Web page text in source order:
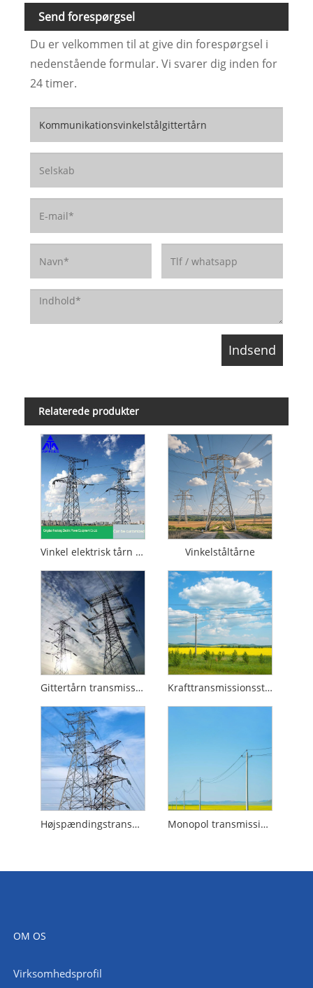
Send forespørgsel
Du er velkommen til at give din forespørgsel i
nedenstående formular. Vi svarer dig inden for
24 timer.
Relaterede produkter
Vinkel elektrisk tårn transmissionstårn Q235 SS400 Vinkelståltårne
Gittertårn transmissionslinje Krafttransmissionsstang i stål
Højspændingstransmissionstårn Monopol transmissionstårn
OM OS
Virksomhedsprofil